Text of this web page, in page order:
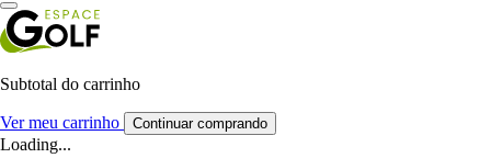
Subtotal do carrinho
Ver meu carrinho Continuar comprando
Loading...